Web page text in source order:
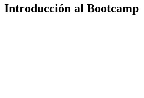
Introducción al Bootcamp